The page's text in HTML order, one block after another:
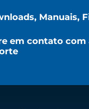
Manuais,
em contato com